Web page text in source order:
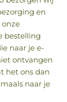
en
bestelling
naar je e-
ontvangen
het ons dan
naar je